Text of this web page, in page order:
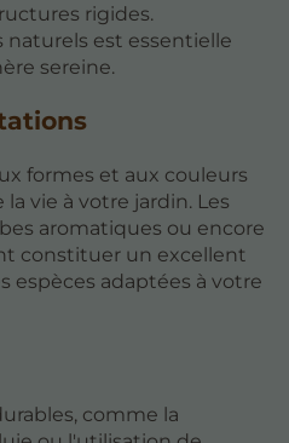
rigides.
est essentielle
sereine.
formes et aux couleurs
vie à votre jardin. Les
aromatiques ou encore
constituer un excellent
espèces adaptées à votre
comme la